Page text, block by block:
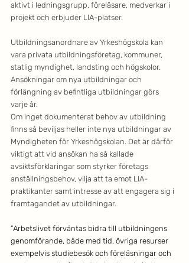
aktivt i ledningsgrupp, föreläsare, medverkar i
projekt och erbjuder LIA-platser.
Utbildningsanordnare av Yrkeshögskola kan
vara privata utbildningsföretag, kommuner,
statlig myndighet, landsting och högskolor.
Ansökningar om nya utbildningar och
förlängning av befintliga utbildningar görs
varje år.
Om inget dokumenterat behov av utbildning
finns så beviljas heller inte nya utbildningar av
Myndigheten för Yrkeshögskolan. Det är därför
viktigt att vid ansökan ha så kallade
avsiktsförklaringar som styrker företags
anställningsbehov, vilja att ta emot LIA-
praktikanter samt intresse av att engagera sig i
framtagandet av utbildningar.
”Arbetslivet förväntas bidra till utbildningens
genomförande, både med tid, övriga resurser
exempelvis studiebesök och föreläsningar och